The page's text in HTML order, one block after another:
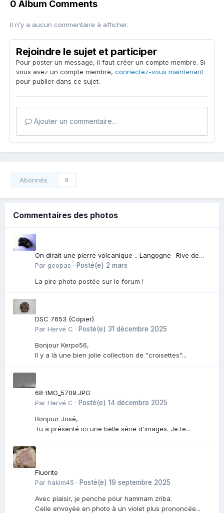
0 Album Comments
Il n’y a aucun commentaire à afficher.
Rejoindre le sujet et participer
Pour poster un message, il faut créer un compte membre. Si
vous avez un compte membre, connectez-vous maintenant
pour publier dans ce sujet.
Ajouter un commentaire…
Abonnés 0
Commentaires des photos
On dirait une pierre volcanique .. Langogne- Rive de
l\'Alli
Par geopas · Posté(e) 2 mars
La pire photo postée sur le forum !
DSC 7653 (Copier)
Par Hervé C · Posté(e) 31 décembre 2025
Bonjour Kerpo56,
Il y a là une bien jolie collection de "croisettes"...
68-IMG_5709.JPG
Par Hervé C · Posté(e) 14 décembre 2025
Bonjour José,
Tu a présenté ici une belle série d'images. Je te...
Fluorite
Par hakim45 · Posté(e) 19 septembre 2025
Avec plaisir, je penche pour hammam zriba.
Celle envoyée en photo à un violet plus prononcée...